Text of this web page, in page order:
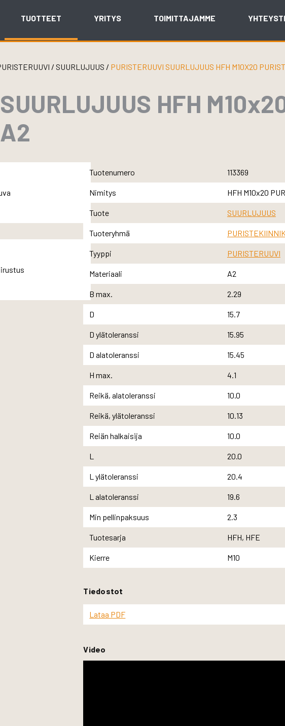
TUOTTEET YRITYS TOIMITTAJAMME
/ SUURLUJUUS / PURISTERUUVI SUURLUJUUS HFH M10X20
HFH
Tuotenumero 113369
Nimitys HFH M10x20
Tuote SUURLUJUUS
Tuoteryhmä
Tyyppi PURISTERUUVI
Materiaali A2
B max. 2.29
D 15.7
D ylätoleranssi 15.95
D alatoleranssi 15.45
H max. 4.1
Reikä, alatoleranssi 10.0
Reikä, ylätoleranssi 10.13
Reiän halkaisija 10.0
L 20.0
L ylätoleranssi 20.4
L alatoleranssi 19.6
Min pellinpaksuus 2.3
Tuotesarja HFH, HFE
Kierre M10
Tiedostot
Lataa PDF
Video